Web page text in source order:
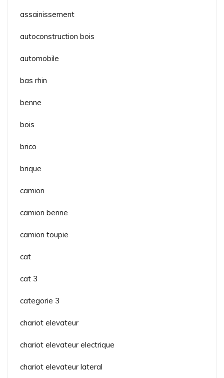
assainissement
autoconstruction bois
automobile
bas rhin
benne
bois
brico
brique
camion
camion benne
camion toupie
cat
cat 3
categorie 3
chariot elevateur
chariot elevateur electrique
chariot elevateur lateral